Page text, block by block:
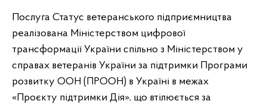
Послуга Статус ветеранського підприємництва
реалізована Міністерством цифрової
трансформації України спільно з Міністерством у
справах ветеранів України за підтримки Програми
розвитку ООН (ПРООН) в Україні в межах
«Проєкту підтримки Дія», що втілюється за